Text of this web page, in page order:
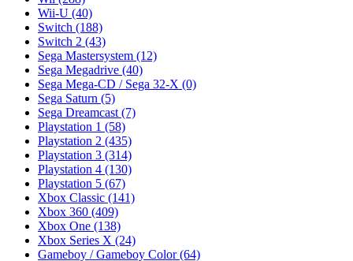
Wii-U (40)
Switch (188)
Switch 2 (43)
Sega Mastersystem (12)
Sega Megadrive (40)
Sega Mega-CD / Sega 32-X (0)
Sega Saturn (5)
Sega Dreamcast (7)
Playstation 1 (58)
Playstation 2 (435)
Playstation 3 (314)
Playstation 4 (130)
Playstation 5 (67)
Xbox Classic (141)
Xbox 360 (409)
Xbox One (138)
Xbox Series X (24)
Gameboy / Gameboy Color(64)